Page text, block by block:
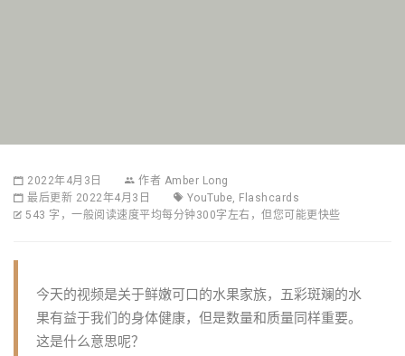
2022年4月3日 作者 Amber Long
最后更新 2022年4月3日
YouTube, Flashcards
543 字，一般阅读速度平均每分钟300字左右，但您可能更快些
今天的视频是关于鲜嫩可口的水果家族，五彩斑斓的水
果有益于我们的身体健康，但是数量和质量同样重要。
这是什么意思呢？